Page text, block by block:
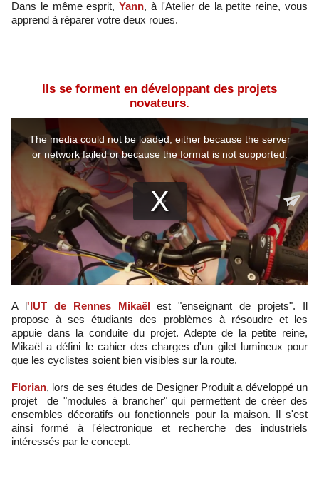
Dans le même esprit,Yann, à l'Atelier de la petite reine, vous
apprend à réparer votre deux roues.
Ils se forment en développant des projets
novateurs.
A l'IUT de Rennes Mikaëlest "enseignant de projets". Il
propose à ses étudiants des problèmes à résoudre et les
appuie dans la conduite du projet. Adepte de la petite reine,
Mikaël a défini le cahier des charges d'un gilet lumineux pour
que les cyclistes soient bien visibles sur la route.
Florian, lors de ses études de Designer Produit a développé un
projet de "modules à brancher" qui permettent de créer des
ensembles décoratifs ou fonctionnels pour la maison. Il s'est
ainsi formé à l'électronique et recherche des industriels
intéressés par le concept.